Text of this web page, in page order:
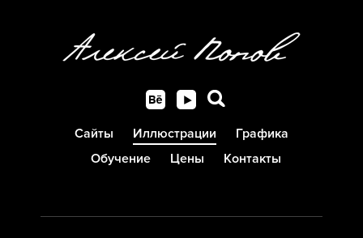
Сайты Иллюстрации
Графика
Обучение
Цены Контакты